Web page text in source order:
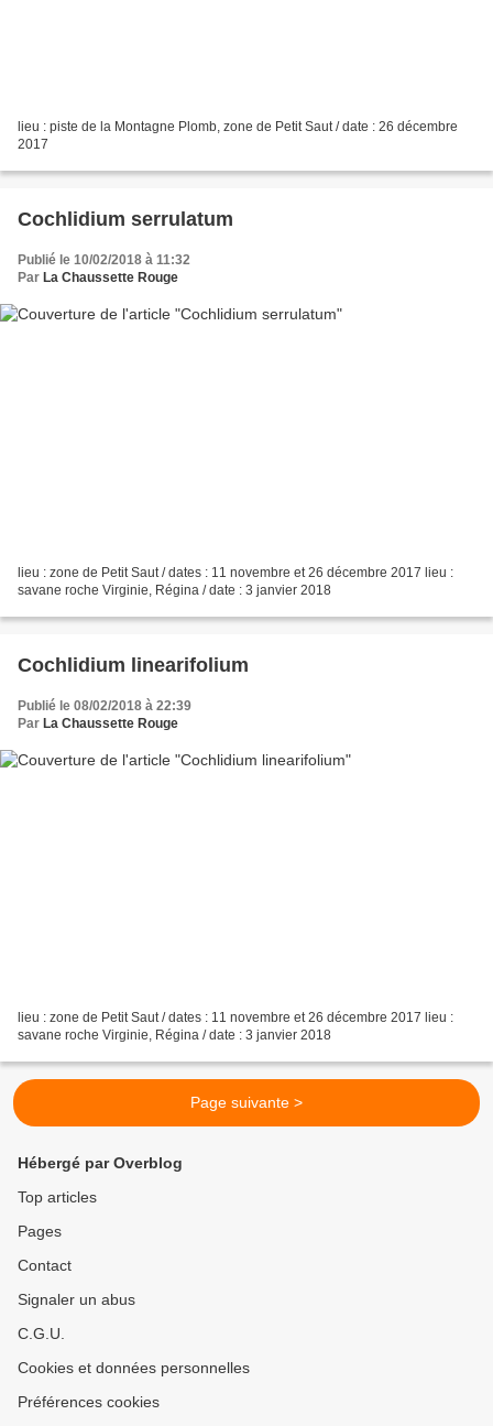
lieu : piste de la Montagne Plomb, zone de Petit Saut / date : 26 décembre
2017
Cochlidium serrulatum
Publié le 10/02/2018 à 11:32
Par La Chaussette Rouge
lieu : zone de Petit Saut / dates : 11 novembre et 26 décembre 2017 lieu :
savane roche Virginie, Régina / date : 3 janvier 2018
Cochlidium linearifolium
Publié le 08/02/2018 à 22:39
Par La Chaussette Rouge
lieu : zone de Petit Saut / dates : 11 novembre et 26 décembre 2017 lieu :
savane roche Virginie, Régina / date : 3 janvier 2018
Page suivante >
Hébergé par Overblog
Top articles
Pages
Contact
Signaler un abus
C.G.U.
Cookies et données personnelles
Préférences cookies